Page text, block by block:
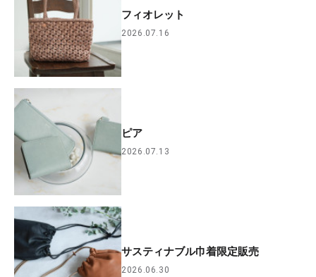
フィオレット
2026.07.16
ピア
2026.07.13
サスティナブル巾着限定販売
2026.06.30